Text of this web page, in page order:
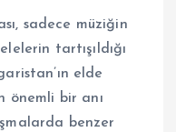
sadece müziğin
tartışıldığı
elde
önemli bir anı
benzer